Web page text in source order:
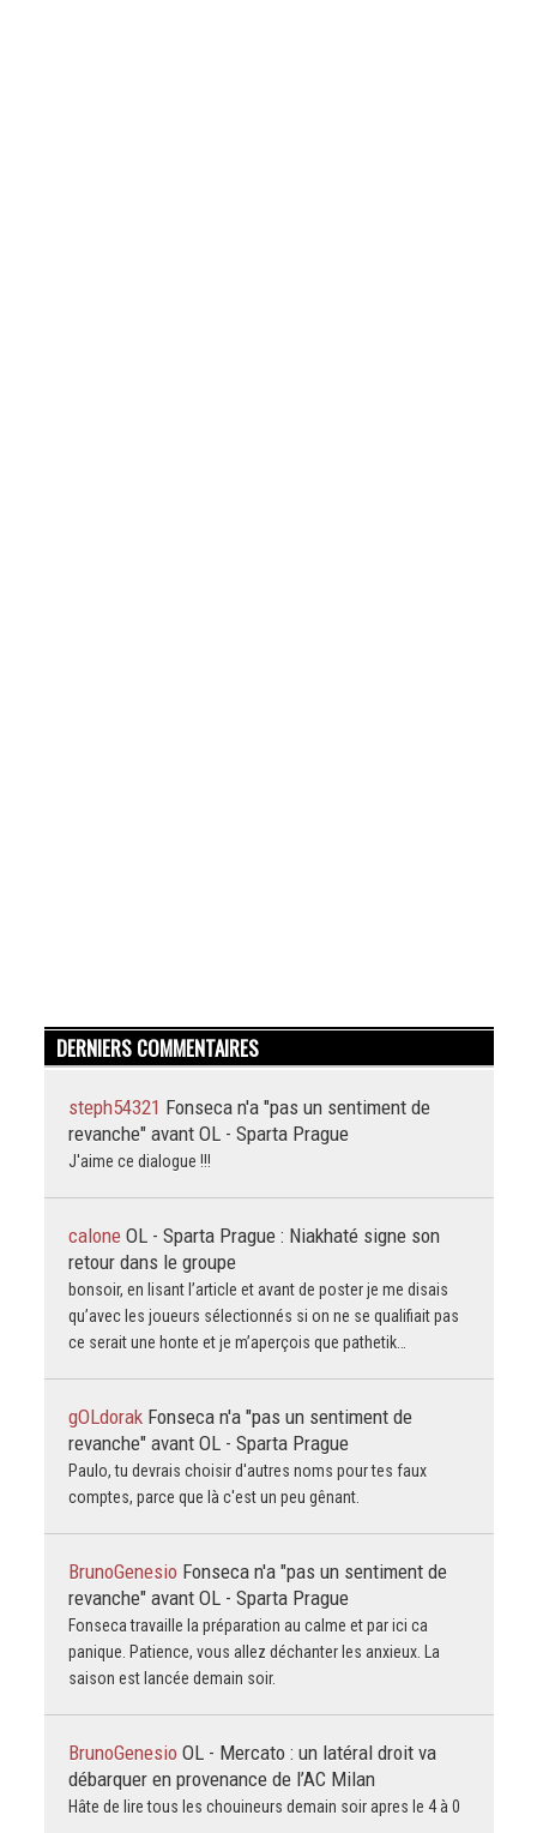
DERNIERS COMMENTAIRES
steph54321 Fonseca n'a "pas un sentiment de
revanche" avant OL - Sparta Prague
J'aime ce dialogue !!!
calone OL - Sparta Prague : Niakhaté signe son
retour dans le groupe
bonsoir, en lisant l’article et avant de poster je me disais
qu’avec les joueurs sélectionnés si on ne se qualifiait pas
ce serait une honte et je m’aperçois que pathetik…
gOLdorak Fonseca n'a "pas un sentiment de
revanche" avant OL - Sparta Prague
Paulo, tu devrais choisir d'autres noms pour tes faux
comptes, parce que là c'est un peu gênant.
BrunoGenesio Fonseca n'a "pas un sentiment de
revanche" avant OL - Sparta Prague
Fonseca travaille la préparation au calme et par ici ca
panique. Patience, vous allez déchanter les anxieux. La
saison est lancée demain soir.
BrunoGenesio OL - Mercato : un latéral droit va
débarquer en provenance de l’AC Milan
Hâte de lire tous les chouineurs demain soir apres le 4 à 0